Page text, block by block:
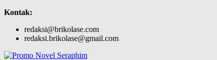
Kontak:
redaksi@brikolase.com
redaksi.brikolase@gmail.com